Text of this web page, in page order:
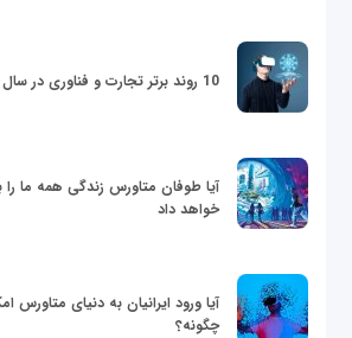
10 روند برتر تجارت و فناوری در سال 2022
آیا طوفان متاورس زندگی همه ما را
خواهد داد
آیا ورود ایرانیان به دنیای متاورس
چگونه؟